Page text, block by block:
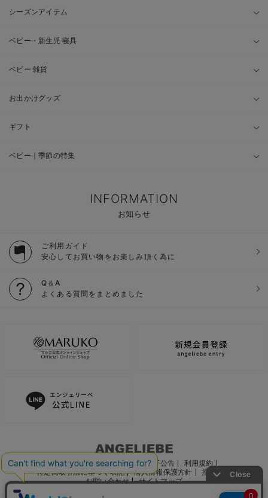
シーズンアイテム
ベビー・新生児 寝具
ベビー 雑貨
お出かけグッズ
ギフト
ベビー｜季節の特集
INFORMATION
お知らせ
ご利用ガイド
安心してお買い物をお楽しみ頂く為に
Q＆A
よくある質問をまとめました
ご利用ガイド 会社概要 電子公告
利用規約
特定商取引法に基づく表記
個人情報保護方針
推奨環境
お問い合わせ
サイトマップ